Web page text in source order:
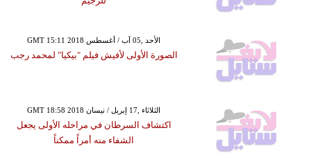
GMT 15:11 2018 الأحد ,05 آب / أغسطس
الصورة الأولى لأفيش فيلم "بيكيا" لمحمد رجب
GMT 18:58 2018 الثلاثاء ,17 إبريل / نيسان
اكتشاف السرطان في مراحله الأولى يجعل
الشفاء منه أمراً ممكناً